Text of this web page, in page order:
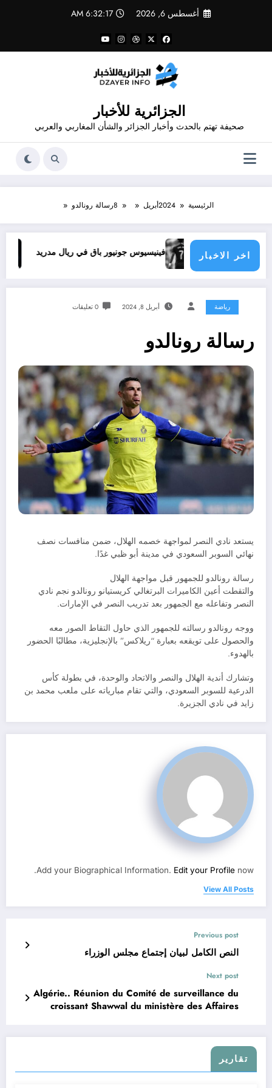
أغسطس 6, 2026 6:32:18 AM
الجزائرية للأخبار
صحيفة تهتم بالحدث وأخبار الجزائر والشأن المغاربي والعربي
الرئيسية 2024أبريل 8رسالة رونالدو
اخر الاخباريحدث فينيسيوس جونيور باق في ريال مدريد
رياضة أبريل 8, 2024 0 تعليقات
رسالة رونالدو
يستعد نادي النصر لمواجهة خصمه الهلال، ضمن منافسات نصف
نهائي السوبر السعودي في مدينة أبو ظبي غدًا.
رسالة رونالدو للجمهور قبل مواجهة الهلال
والتقطت أعين الكاميرات البرتغالي كريستيانو رونالدو نجم نادي
النصر وتفاعله مع الجمهور بعد تدريب النصر في الإمارات.
ووجه رونالدو رسالته للجمهور الذي حاول التقاط الصور معه
والحصول على تويقعه بعبارة “ريلاكس” بالإنجليزية، مطالبًا الحضور
بالهدوء.
وتشارك أندية الهلال والنصر والاتحاد والوحدة، في بطولة كأس
الدرعية للسوبر السعودي، والتي تقام مبارياته على ملعب محمد بن
زايد في نادي الجزيرة.
Add your Biographical Information. Edit your Profile now.
View All Posts
Previous post
النص الكامل لبيان إجتماع مجلس الوزراء
Next post
Algérie.. Réunion du Comité de surveillance du
croissant Shawwal du ministère des Affaires
تقارير